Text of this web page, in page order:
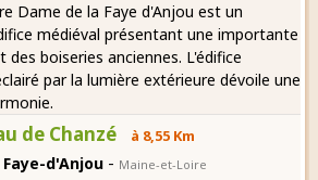
Dame de la Faye d'Anjou est un
médiéval présentant une importante
boiseries anciennes. L'édifice
par la lumière extérieure dévoile une
de Chanzé à 8,55 Km
Faye-d'Anjou - Maine-et-Loire